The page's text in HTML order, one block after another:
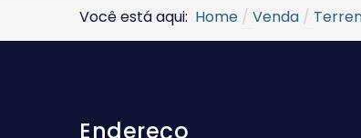
Você está aqui: Home Venda
Endereço